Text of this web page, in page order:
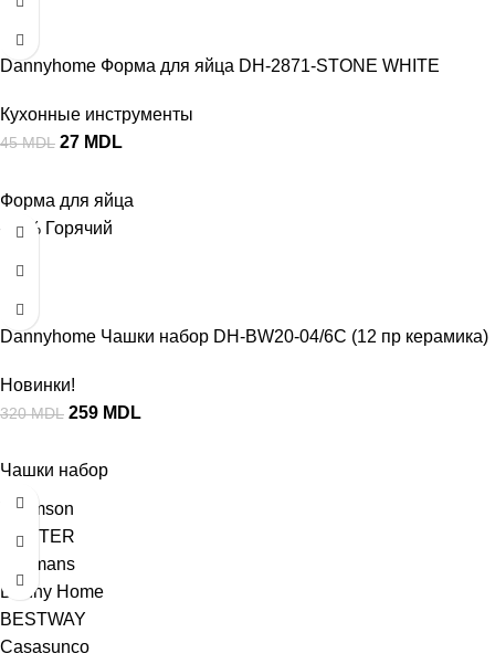
Dannyhome Форма для яйца DH-2871-STONE WHITE
Кухонные инструменты
45MDL 27 MDL
Форма для яйца
-19% Горячий
Dannyhome Чашки набор DH-BW20-04/6C (12 пр керамика)
Новинки!
320MDL 259 MDL
Чашки набор
Thomson
MASTER
Hoffmans
Danny Home
BESTWAY
Casasunco